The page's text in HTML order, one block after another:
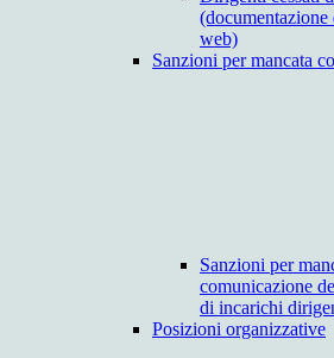
web)
Sanzioni per mancata
Sanzioni per
comunicazione
di incarichi
Posizioni organizzative